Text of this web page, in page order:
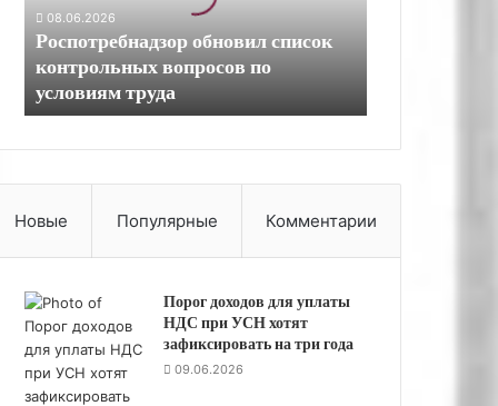
а
о
о
б
о
в
и
л
с
08.06.2026
Роспотребнадзор обновил список
контрольных вопросов по
условиям труда
Новые Популярные Комментарии
Порог доходов для уплаты
НДС при УСН хотят
зафиксировать на три года
09.06.2026